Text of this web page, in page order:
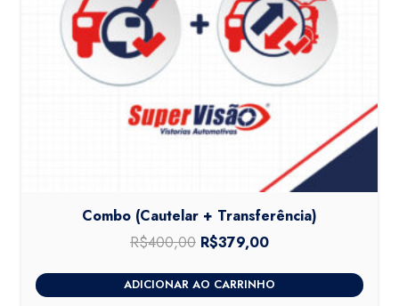
Combo (Cautelar + Transferência)
R$400,00 O
original
R$379,00
atual
ADICIONAR AO CARRINHO